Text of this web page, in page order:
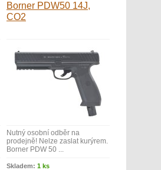
Borner PDW50 14J,
CO2
Nutný osobní odběr na
prodejně! Nelze zaslat kurýrem.
Borner PDW 50 ...
Skladem: 1 ks